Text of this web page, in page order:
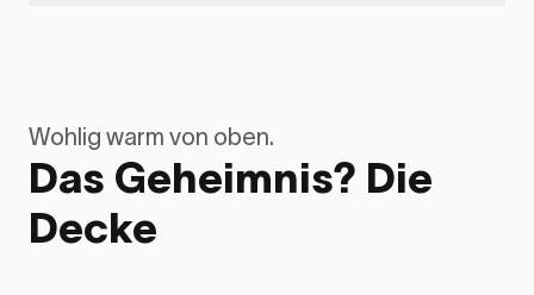
Wohlig warm von oben.
Das Geheimnis? Die
Decke